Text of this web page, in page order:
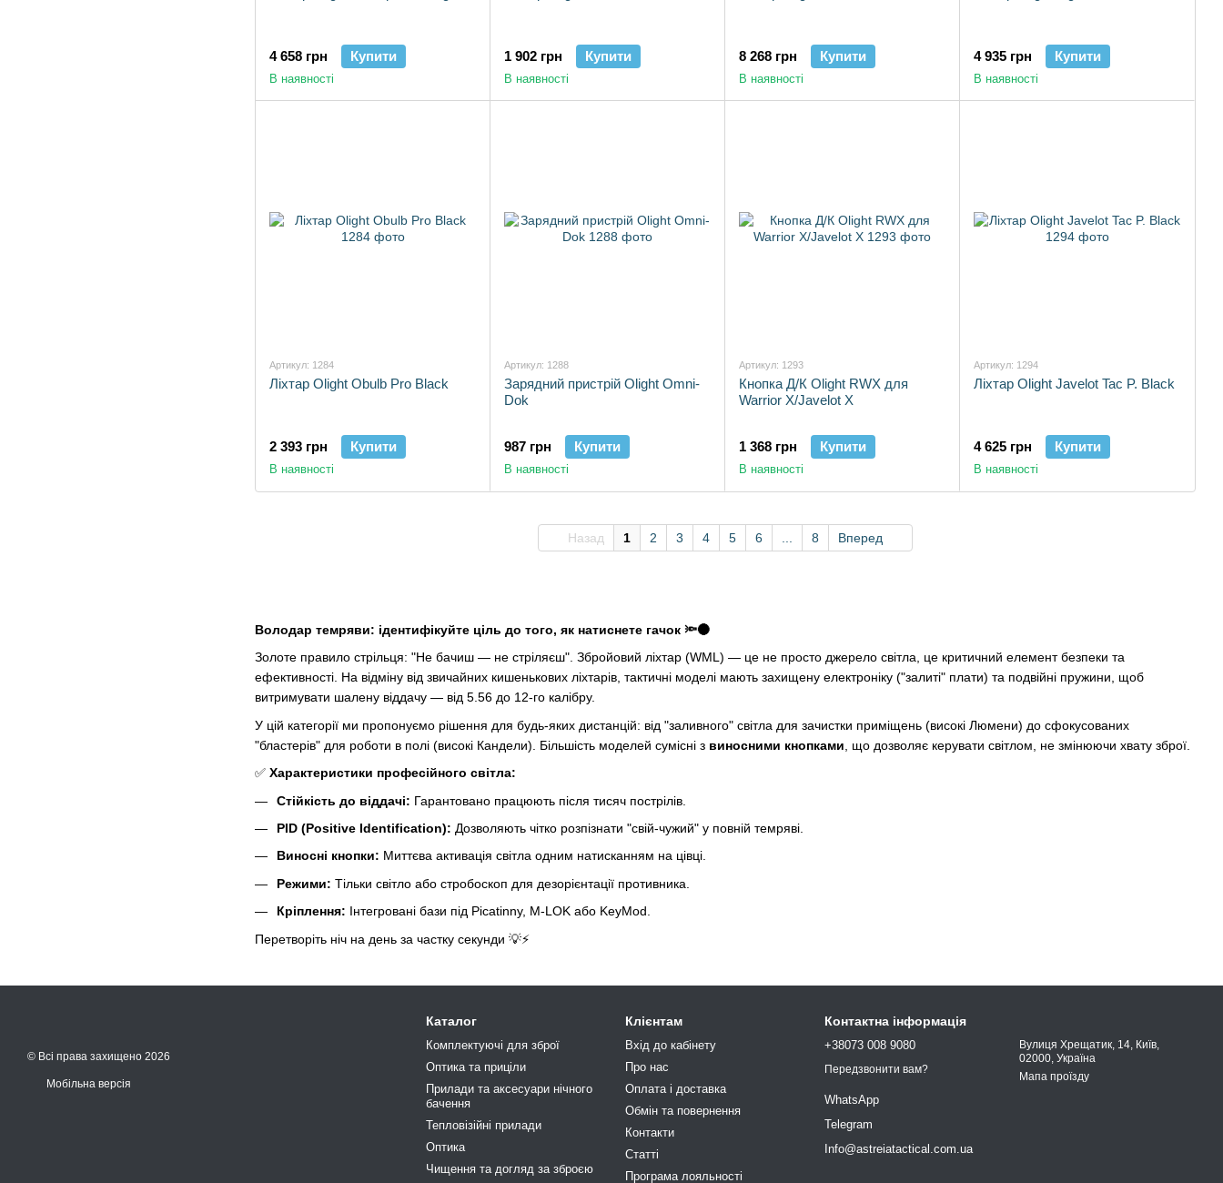
Володар темряви: ідентифікуйте ціль до того, як натиснете гачок 🔦🌑
Золоте правило стрільця: "Не бачиш — не стріляєш". Збройовий ліхтар (WML) — це не просто джерело світла, це критичний елемент безпеки та
ефективності. На відміну від звичайних кишенькових ліхтарів, тактичні моделі мають захищену електроніку ("залиті" плати) та подвійні пружини, щоб
витримувати шалену віддачу — від 5.56 до 12-го калібру.
У цій категорії ми пропонуємо рішення для будь-яких дистанцій: від "заливного" світла для зачистки приміщень (високі Люмени) до сфокусованих
"бластерів" для роботи в полі (високі Кандели). Більшість моделей сумісні з виносними кнопками , що дозволяє керувати світлом, не змінюючи хвату зброї.
✅ Характеристики професійного світла:
Стійкість до віддачі: Гарантовано працюють після тисяч пострілів.
PID (Positive Identification): Дозволяють чітко розпізнати "свій-чужий" у повній темряві.
Виносні кнопки: Миттєва активація світла одним натисканням на цівці.
Режими: Тільки світло або стробоскоп для дезорієнтації противника.
Кріплення: Інтегровані бази під Picatinny, M-LOK або KeyMod.
Перетворіть ніч на день за частку секунди 💡⚡
4 658 грн Купити
В наявності
1 902 грн Купити
В наявності
8 268 грн Купити
В наявності
4 935 грн Купити
В наявності
Артикул: 1284
Ліхтар Olight Obulb Pro Black
2 393 грн Купити
В наявності
Артикул: 1288
Зарядний пристрій Olight Omni-
Dok
987 грн Купити
В наявності
Артикул: 1293
Кнопка Д/К Olight RWX для
Warrior X/Javelot X
1 368 грн Купити
В наявності
Артикул: 1294
Ліхтар Olight Javelot Tac P. Black
4 625 грн Купити
В наявності
Назад 1 2 3 4 5 6 8 Вперед
© Всі права захищено 2026
Мобільна версія
Каталог
Комплектуючі для зброї
Оптика та приціли
Прилади та аксесуари нічного
бачення
Тепловізійні прилади
Оптика
Чищення та догляд за зброєю
Клієнтам
Вхід до кабінету
Про нас
Оплата і доставка
Обмін та повернення
Контакти
Статті
Програма лояльності
Контактна інформація
+38073 008 9080
Передзвонити вам?
WhatsApp
Telegram
Info@astreiatactical.com.ua
Вулиця Хрещатик, 14, Київ,
02000, Україна
Мапа проїзду